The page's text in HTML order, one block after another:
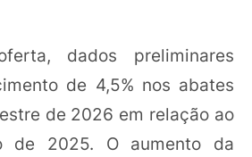
dados preliminares
de 4,5% nos abates
de 2026 em relação ao
de 2025. O aumento da